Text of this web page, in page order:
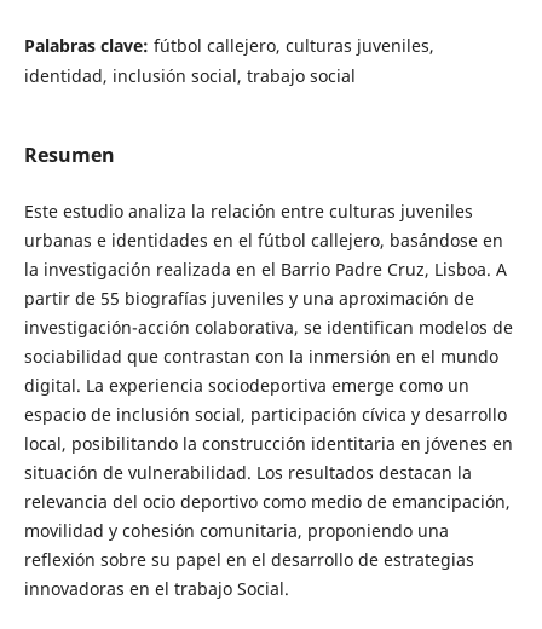
Palabras clave: fútbol callejero, culturas juveniles,
identidad, inclusión social, trabajo social
Resumen
Este estudio analiza la relación entre culturas juveniles
urbanas e identidades en el fútbol callejero, basándose en
la investigación realizada en el Barrio Padre Cruz, Lisboa. A
partir de 55 biografías juveniles y una aproximación de
investigación-acción colaborativa, se identifican modelos de
sociabilidad que contrastan con la inmersión en el mundo
digital. La experiencia sociodeportiva emerge como un
espacio de inclusión social, participación cívica y desarrollo
local, posibilitando la construcción identitaria en jóvenes en
situación de vulnerabilidad. Los resultados destacan la
relevancia del ocio deportivo como medio de emancipación,
movilidad y cohesión comunitaria, proponiendo una
reflexión sobre su papel en el desarrollo de estrategias
innovadoras en el trabajo Social.